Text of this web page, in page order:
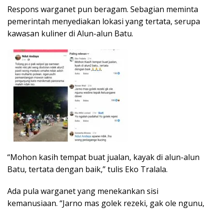
Respons warganet pun beragam. Sebagian meminta
pemerintah menyediakan lokasi yang tertata, serupa
kawasan kuliner di Alun-alun Batu.
“Mohon kasih tempat buat jualan, kayak di alun-alun
Batu, tertata dengan baik,” tulis Eko Tralala.
Ada pula warganet yang menekankan sisi
kemanusiaan. “Jarno mas golek rezeki, gak ole ngunu,